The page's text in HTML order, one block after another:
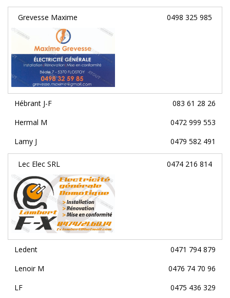
Grevesse Maxime 0498 325 985
Hébrant J-F
083 61 28 26
Hermal M
0472 999 553
Lamy J
0479 582 491
Lec Elec SRL 0474 216 814
Ledent
0471 794 879
Lenoir M
0476 74 70 96
LF
0475 436 329